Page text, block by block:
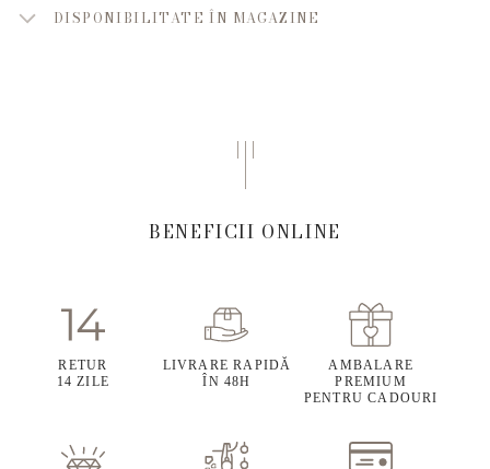
DISPONIBILITATE ÎN MAGAZINE
BENEFICII ONLINE
RETUR
14 ZILE
LIVRARE RAPIDĂ
ÎN 48H
AMBALARE
PREMIUM
PENTRU CADOURI